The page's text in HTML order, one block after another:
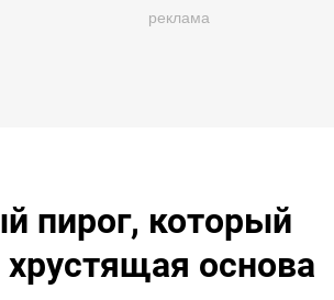
пирог, который
основа